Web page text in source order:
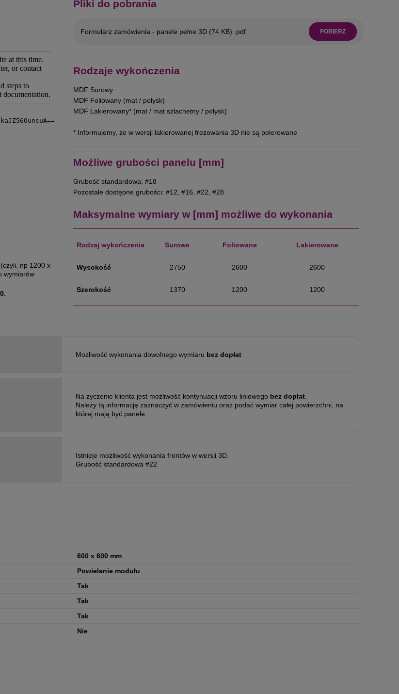
Pliki do pobrania
Formularz zamówienia - panele pełne 3D (74 KB) .pdf POBIERZ
Rodzaje wykończenia
MDF Surowy
MDF Foliowany (mat / połysk)
MDF Lakierowany* (mat / mat szlachetny / połysk)
* Informujemy, że w wersji lakierowanej frezowania 3D nie są polerowane
Możliwe grubości panelu [mm]
Grubość standardowa: #18
Pozostałe dostępne grubości: #12, #16, #22, #28
np 1200 x
wymiarów
Maksymalne wymiary w [mm] możliwe do wykonania
Rodzaj wykończenia Surowe Foliowane Lakierowane
Wysokość 2750 2600 2600
Szerokość 1370 1200 1200
Możliwość wykonania dowolnego wymiaru bez dopłat
Na życzenie klienta jest możliwość kontynuacji wzoru liniowego bez dopłat.
Należy tą informację zaznaczyć w zamówieniu oraz podać wymiar całej powierzchni, na
której mają być panele.
Istnieje możliwość wykonania frontów w wersji 3D.
Grubość standardowa #22
600 x 600 mm
Powielanie modułu
Tak
Tak
Tak
Nie